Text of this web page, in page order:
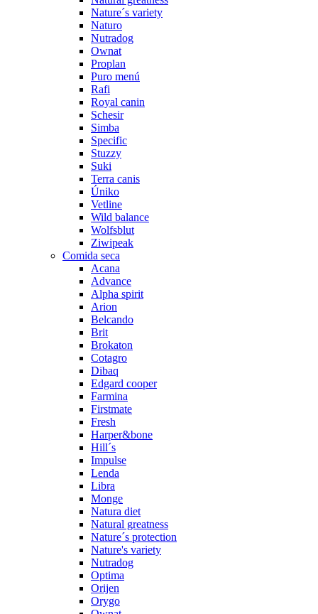
Nature´s variety
Naturo
Nutradog
Ownat
Proplan
Puro menú
Rafi
Royal canin
Schesir
Simba
Specific
Stuzzy
Suki
Terra canis
Úniko
Vetline
Wild balance
Wolfsblut
Ziwipeak
Comida seca
Acana
Advance
Alpha spirit
Arion
Belcando
Brit
Brokaton
Cotagro
Dibaq
Edgard cooper
Farmina
Firstmate
Fresh
Harper&bone
Hill´s
Impulse
Lenda
Libra
Monge
Natura diet
Natural greatness
Nature´s protection
Nature's variety
Nutradog
Optima
Orijen
Orygo